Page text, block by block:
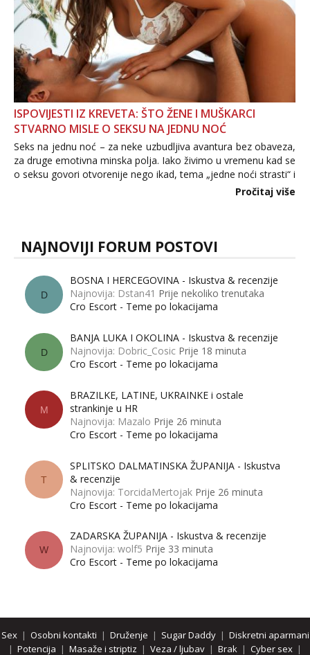
ISPOVIJESTI IZ KREVETA: ŠTO ŽENE I MUŠKARCI
STVARNO MISLE O SEKSU NA JEDNU NOĆ
Seks na jednu noć – za neke uzbudljiva avantura bez obaveza,
za druge emotivna minska polja. Iako živimo u vremenu kad se
o seksu govori otvorenije nego ikad, tema „jedne noći strasti“ i
dalje izaziva burne rasprave. Što zapravo misle žene, a što
Pročitaj više
NAJNOVIJI FORUM POSTOVI
D
BOSNA I HERCEGOVINA - Iskustva & recenzije
Najnovija: Dstan41 Prije nekoliko trenutaka
Cro Escort - Teme po lokacijama
D
BANJA LUKA I OKOLINA - Iskustva & recenzije
Najnovija: Dobric_Cosic Prije 18 minuta
Cro Escort - Teme po lokacijama
M
BRAZILKE, LATINE, UKRAINKE i ostale
strankinje u HR
Najnovija: Mazalo Prije 26 minuta
Cro Escort - Teme po lokacijama
T
SPLITSKO DALMATINSKA ŽUPANIJA - Iskustva
& recenzije
Najnovija: TorcidaMertojak Prije 26 minuta
Cro Escort - Teme po lokacijama
W
ZADARSKA ŽUPANIJA - Iskustva & recenzije
Najnovija: wolf5 Prije 33 minuta
Cro Escort - Teme po lokacijama
Sex| Osobni kontakti | Druženje | Sugar Daddy| Diskretni aparmani
| Potencija | Masaže i striptiz | Veza / ljubav | Brak | Cyber sex |